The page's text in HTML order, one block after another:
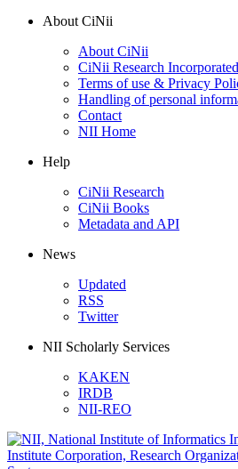
About CiNii
About CiNii
CiNii Research
Terms of use & Privacy
Handling of personal
Contact
NII Home
Help
CiNii Research
CiNii Books
Metadata and API
News
Updated
RSS
Twitter
NII Scholarly Services
KAKEN
IRDB
NII-REO